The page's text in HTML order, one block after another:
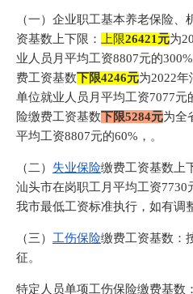
（一）企业职工基本养老保险
资基数上下限：
上限26421元为
业人员月平均工资8807元的300%
费工资基数下限4246元为2022
单位就业人员月平均工资7077元
险缴费工资基数下限5284元为全
平均工资8807元的60%，。
（二） 失业保险缴费工资基数上
汕头市在岗职工月平均工资7730
我市最低工资标准执行，如有调
（三） 工伤保险缴费工资基数：
征。
特定人员单项工伤保险缴费基数